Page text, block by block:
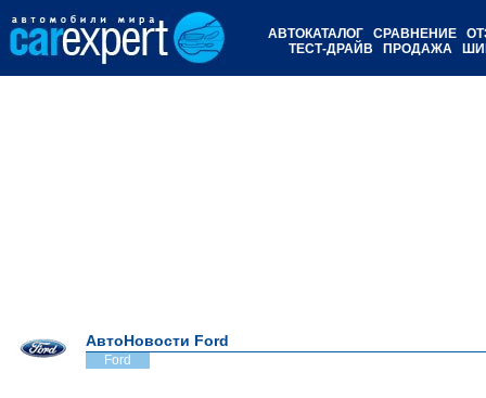
АВТОКАТАЛОГ СРАВНЕНИЕ
ТЕСТ-ДРАЙВ
ПРОДАЖА
АвтоНовости Ford
Ford